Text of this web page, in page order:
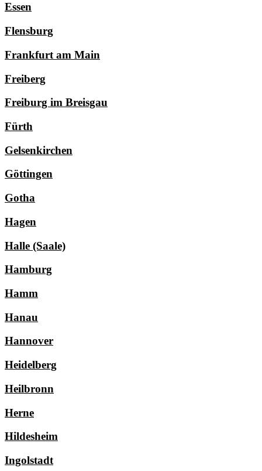
Essen
Flensburg
Frankfurt am Main
Freiberg
Freiburg im Breisgau
Fürth
Gelsenkirchen
Göttingen
Gotha
Hagen
Halle (Saale)
Hamburg
Hamm
Hanau
Hannover
Heidelberg
Heilbronn
Herne
Hildesheim
Ingolstadt